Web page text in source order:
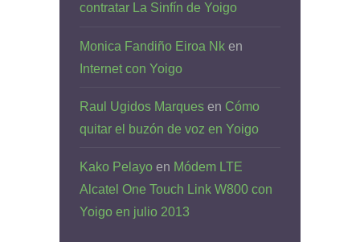
contratar La Sinfín de Yoigo
Monica Fandiño Eiroa Nk en
Internet con Yoigo
Raul Ugidos Marques en Cómo
quitar el buzón de voz en Yoigo
Kako Pelayo en Módem LTE
Alcatel One Touch Link W800 con
Yoigo en julio 2013